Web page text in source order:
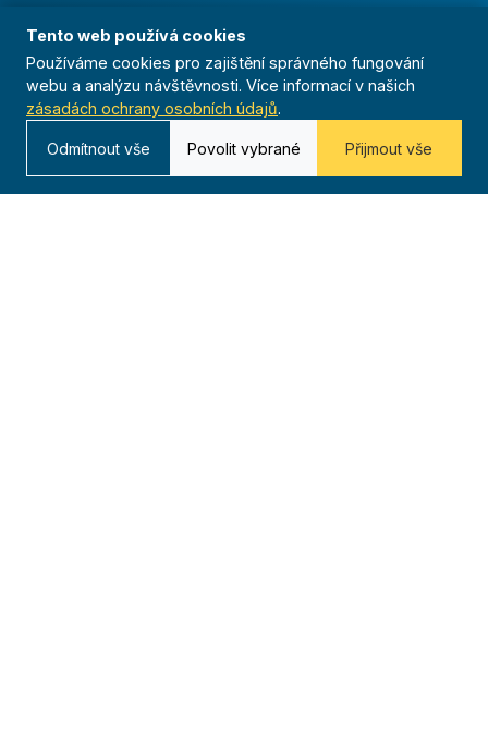
Florbalová liga
Běžecká liga
Ficep
Tento web používá cookies
Používáme cookies pro zajištění správného fungování
webu a analýzu návštěvnosti. Více informací v našich
zásadách ochrany osobních údajů.
Odmítnout vše Povolit vybrané Přijmout vše